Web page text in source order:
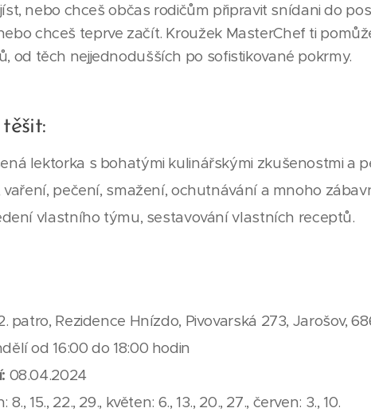
nebo chceš občas rodičům připravit snídani do
chceš teprve začít. Kroužek MasterChef ti
od těch nejjednodušších po sofistikované pokrmy.
lektorka s bohatými kulinářskými zkušenostmi a
vaření, pečení, smažení, ochutnávání a mnoho
vlastního týmu, sestavování vlastních receptů.
patro, Rezidence Hnízdo, Pivovarská 273, Jarošov,
od 16:00 do 18:00 hodin
08.04.2024
8., 15., 22., 29., květen: 6., 13., 20., 27., červen: 3., 10.